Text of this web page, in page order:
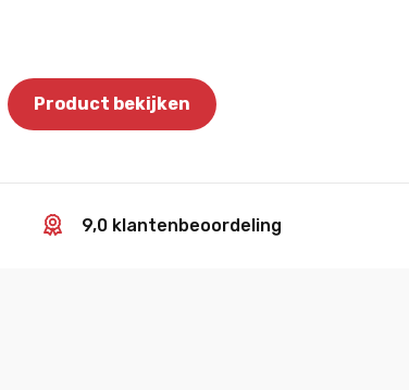
Product bekijken
9,0 klantenbeoordeling